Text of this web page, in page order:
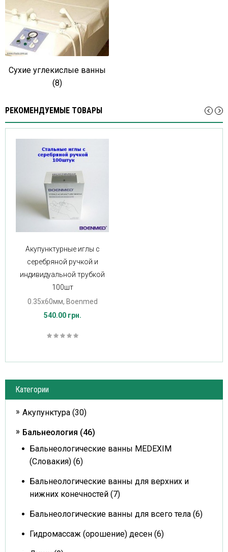
Сухие углекислые ванны
(8)
РЕКОМЕНДУЕМЫЕ ТОВАРЫ
Акупунктурные иглы с
серебряной ручкой и
индивидуальной трубкой
100шт
0.35х60мм, Boenmed
540.00 грн.
Категории
Акупунктура (30)
Бальнеология (46)
Бальнеологические ванны MEDEXIM
(Словакия) (6)
Бальнеологические ванны для верхних и
нижних конечностей (7)
Бальнеологические ванны для всего тела (6)
Гидромассаж (орошение) десен (6)